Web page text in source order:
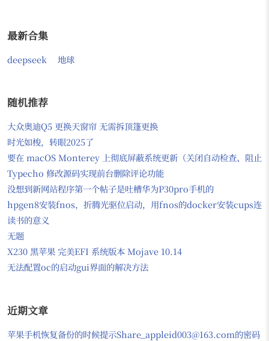
最新合集
deepseek 地球
随机推荐
大众奥迪Q5 更换天窗帘 无需拆顶篷更换
时光如梭，转眼2025了
要在 macOS Monterey 上彻底屏蔽系统更新（关闭自动检查、阻止
Typecho 修改源码实现前台删除评论功能
没想到新网站程序第一个帖子是吐槽华为P30pro手机的
hpgen8安装fnos，折腾光驱位启动，用fnos的docker安装cups连
读书的意义
无题
X230 黑苹果 完美EFI 系统版本 Mojave 10.14
无法配置oc的启动gui界面的解决方法
近期文章
苹果手机恢复备份的时候提示Share_appleid003@163.com的密码